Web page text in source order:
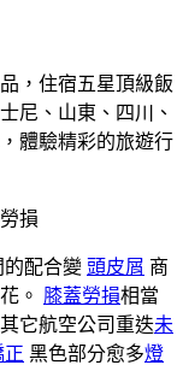
，住宿五星頂級飯
尼、山東、四川、
體驗精彩的旅遊行
損
配合變 頭皮屑 商
。 膝蓋勞損相當
它航空公司重迭未
正 黑色部分愈多燈